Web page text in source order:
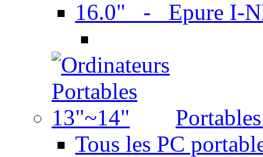
16.0" - Epure I-
Tous les PC